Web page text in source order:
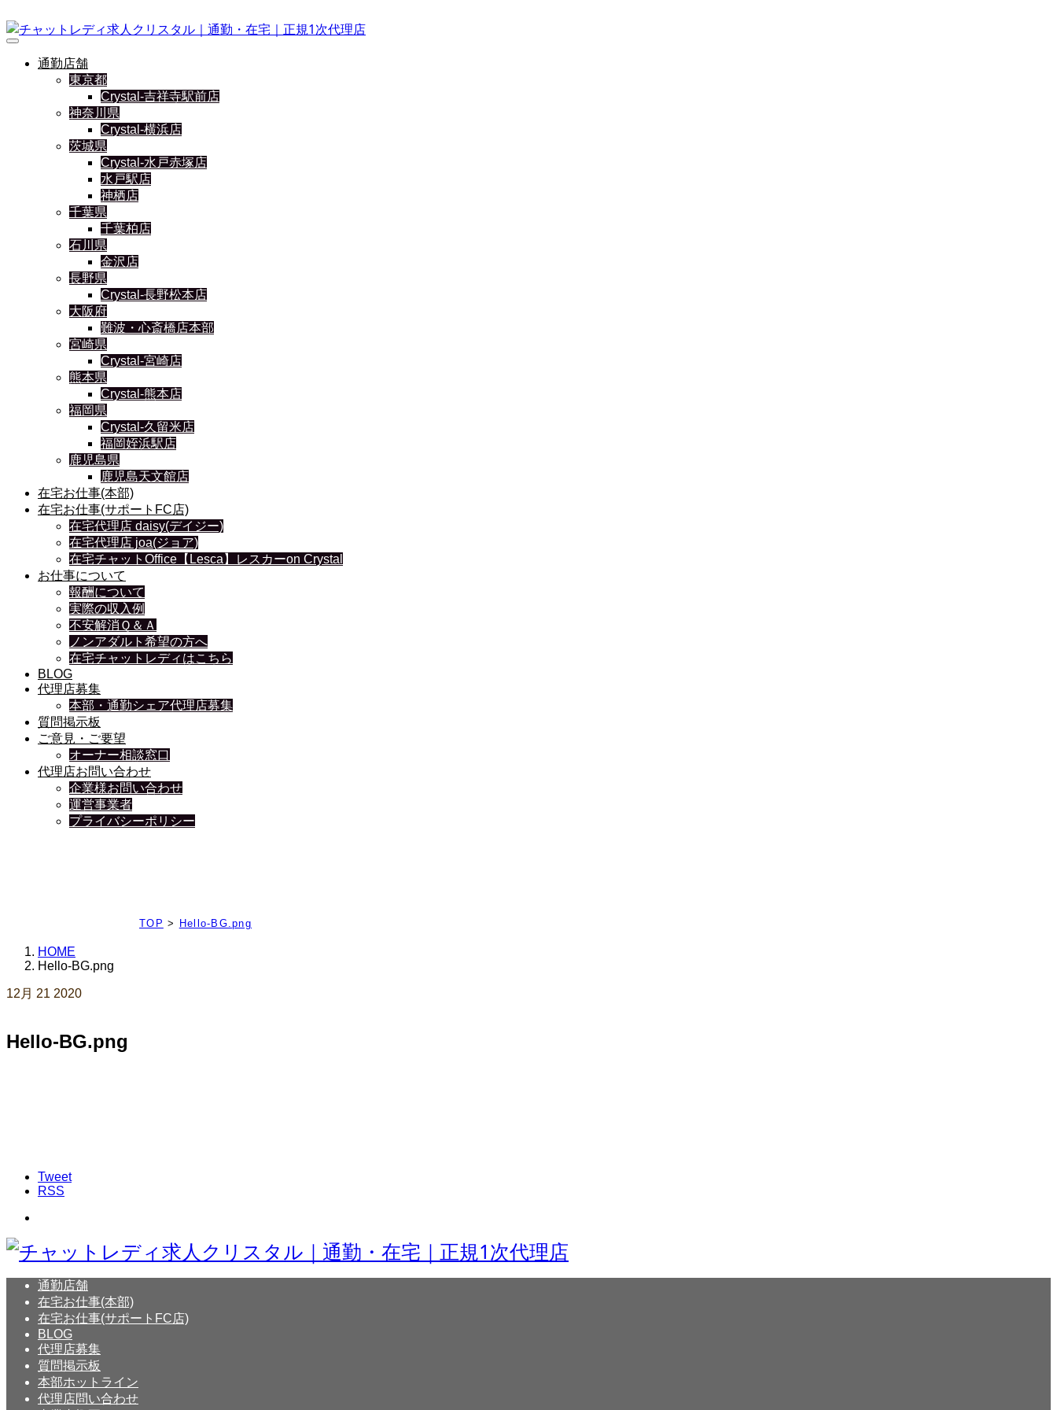
通勤店舗
東京都
Crystal-吉祥寺駅前店
神奈川県
Crystal-横浜店
茨城県
Crystal-水戸赤塚店
水戸駅店
神栖店
千葉県
千葉柏店
石川県
金沢店
長野県
Crystal-長野松本店
大阪府
難波・心斎橋店本部
宮崎県
Crystal-宮崎店
熊本県
Crystal-熊本店
福岡県
Crystal-久留米店
福岡姪浜駅店
鹿児島県
鹿児島天文館店
在宅お仕事(本部)
在宅お仕事(サポートFC店)
在宅代理店 daisy(デイジー)
在宅代理店 joa(ジョア)
在宅チャットOffice【Lesca】レスカーon Crystal
お仕事について
報酬について
実際の収入例
不安解消Ｑ＆Ａ
ノンアダルト希望の方へ
在宅チャットレディはこちら
BLOG
代理店募集
本部・通勤シェア代理店募集
質問掲示板
ご意見・ご要望
オーナー相談窓口
代理店お問い合わせ
企業様お問い合わせ
運営事業者
プライバシーポリシー
TOP > Hello-BG.png
HOME
Hello-BG.png
12月 21 2020
Hello-BG.png
Tweet
RSS
通勤店舗
在宅お仕事(本部)
在宅お仕事(サポートFC店)
BLOG
代理店募集
質問掲示板
本部ホットライン
代理店問い合わせ